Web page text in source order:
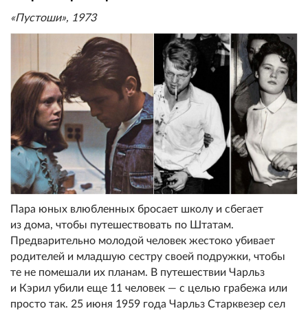
«Пустоши», 1973
Пара юных влюбленных бросает школу и сбегает
из дома, чтобы путешествовать по Штатам.
Предварительно молодой человек жестоко убивает
родителей и младшую сестру своей подружки, чтобы
те не помешали их планам. В путешествии Чарльз
и Кэрил убили еще 11 человек — с целью грабежа или
просто так. 25 июня 1959 года Чарльз Старквезер сел